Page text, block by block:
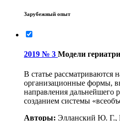
Зарубежный опыт
2019 № 3 Модели
В статье
организационные формы,
направления дальнейшего
созданием системы
Авторы: Элланский Ю. Г.,